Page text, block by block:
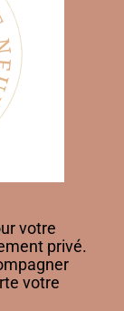
votre
privé.
votre